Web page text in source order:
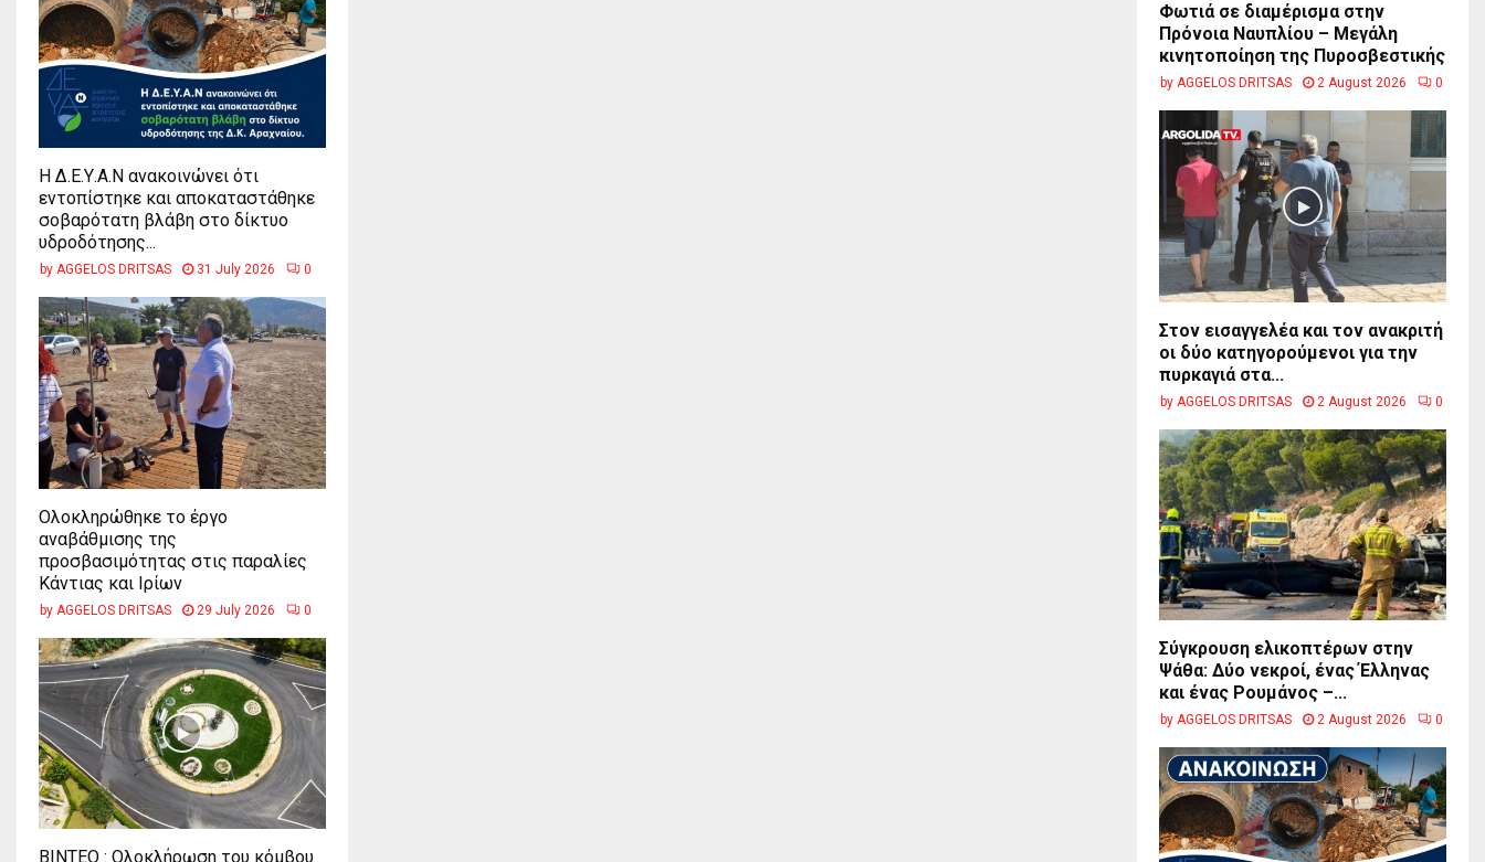
Η Δ.Ε.Υ.Α.Ν ανακοινώνει ότι
εντοπίστηκε και αποκαταστάθηκε
σοβαρότατη βλάβη στο δίκτυο
υδροδότησης...
by AGGELOS DRITSAS 31 July 2026 0
Ολοκληρώθηκε το έργο
αναβάθμισης της
προσβασιμότητας στις παραλίες
Κάντιας και Ιρίων
by AGGELOS DRITSAS 29 July 2026 0
ΒΙΝΤΕΟ : Ολοκλήρωση του κόμβου
Φωτιά σε διαμέρισμα στην
Πρόνοια Ναυπλίου – Μεγάλη
κινητοποίηση της Πυροσβεστικής
by AGGELOS DRITSAS 2 August 2026 0
Στον εισαγγελέα και τον ανακριτή
οι δύο κατηγορούμενοι για την
πυρκαγιά στα...
by AGGELOS DRITSAS 2 August 2026 0
Σύγκρουση ελικοπτέρων στην
Ψάθα: Δύο νεκροί, ένας Έλληνας
και ένας Ρουμάνος –...
by AGGELOS DRITSAS 2 August 2026 0